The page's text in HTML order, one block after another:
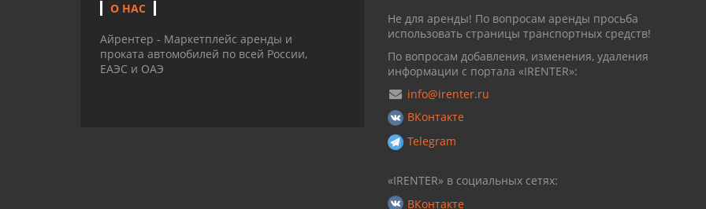
О НАС
Айрентер - Маркетплейс аренды и
проката автомобилей по всей России,
ЕАЭС и ОАЭ
Не для аренды! По вопросам аренды просьба
использовать страницы транспортных средств!
По вопросам добавления, изменения, удаления
информации с портала «IRENTER»:
info@irenter.ru
ВКонтакте
Telegram
«IRENTER» в социальных сетях:
ВКонтакте